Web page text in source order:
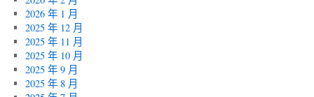
2026 年 1 月
2025 年 12 月
2025 年 11 月
2025 年 10 月
2025 年 9 月
2025 年 8 月